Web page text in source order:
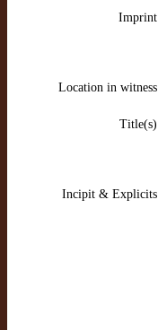
Imprint
Location in witness
Title(s)
Incipit & Explicits